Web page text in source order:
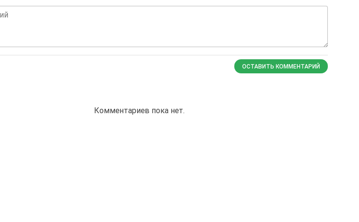
ОСТАВИТЬ КОММЕНТАРИЙ
Комментариев пока нет.